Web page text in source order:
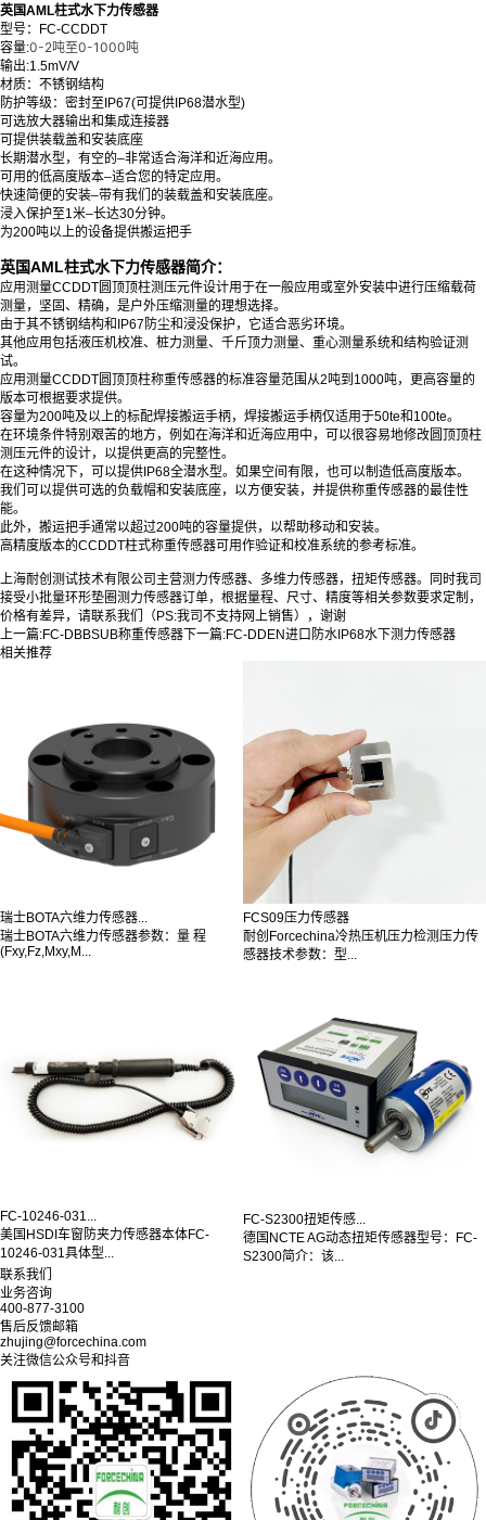
英国AML柱式水下力传感器
型号：FC-CCDDT
容量:0-2吨至0-1000吨
输出:1.5mV/V
材质：不锈钢结构
防护等级： 密封至IP67(可提供IP68潜水型)
可选放大器输出和集成连接器
可提供装载盖和安装底座
长期潜水型，有空的–非常适合海洋和近海应用。
可用的低高度版本–适合您的特定应用。
快速简便的安装–带有我们的装载盖和安装底座。
浸入保护至1米–长达30分钟。
为200吨以上的设备提供搬运把手
英国AML柱式水下力传感器简介：
应用测量CCDDT圆顶顶柱测压元件设计用于在一般应用或室外安装中进行压缩载荷
测量，坚固、精确，是户外压缩测量的理想选择。
由于其不锈钢结构和IP67防尘和浸没保护，它适合恶劣环境。
其他应用包括液压机校准、桩力测量、千斤顶力测量、重心测量系统和结构验证测
试。
应用测量CCDDT圆顶顶柱称重传感器的标准容量范围从2吨到1000吨，更高容量的
版本可根据要求提供。
容量为200吨及以上的标配焊接搬运手柄，焊接搬运手柄仅适用于50te和100te。
在环境条件特别艰苦的地方，例如在海洋和近海应用中，可以很容易地修改圆顶顶柱
测压元件的设计，以提供更高的完整性。
在这种情况下，可以提供IP68全潜水型。如果空间有限，也可以制造低高度版本。
我们可以提供可选的负载帽和安装底座，以方便安装，并提供称重传感器的最佳性
能。
此外，搬运把手通常以超过200吨的容量提供，以帮助移动和安装。
高精度版本的CCDDT柱式称重传感器可用作验证和校准系统的参考标准。
上海耐创测试技术有限公司主营测力传感器、多维力传感器，扭矩传感器。同时我司
接受小批量环形垫圈测力传感器订单，根据量程、尺寸、精度等相关参数要求定制，
价格有差异，请联系我们（PS:我司不支持网上销售），谢谢
上一篇:FC-DBBSUB称重传感器 下一篇:FC-DDEN进口防水IP68水下测力传感器
相关推荐
瑞士BOTA六维力传感器...
瑞士BOTA六维力传感器参数：量 程
(Fxy,Fz,Mxy,M...
FCS09压力传感器
耐创Forcechina冷热压机压力检测压力传
感器技术参数：型...
FC-10246-031...
美国HSDI车窗防夹力传感器本体FC-
10246-031具体型...
FC-S2300扭矩传感...
德国NCTE AG动态扭矩传感器型号：FC-
S2300简介：该...
联系我们
业务咨询
400-877-3100
售后反馈邮箱
zhujing@forcechina.com
关注微信公众号和抖音